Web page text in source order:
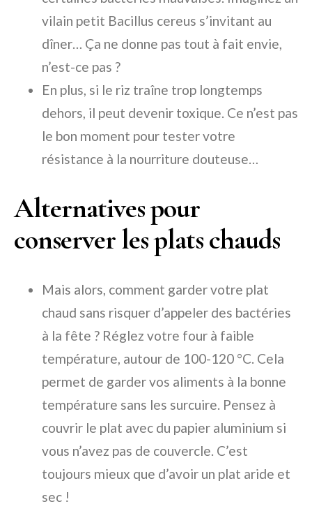
vilain petit Bacillus cereus s’invitant au
dîner… Ça ne donne pas tout à fait envie,
n’est-ce pas ?
En plus, si le riz traîne trop longtemps
dehors, il peut devenir toxique. Ce n’est pas
le bon moment pour tester votre
résistance à la nourriture douteuse…
Alternatives pour
conserver les plats chauds
Mais alors, comment garder votre plat
chaud sans risquer d’appeler des bactéries
à la fête ? Réglez votre four à faible
température, autour de 100-120 °C. Cela
permet de garder vos aliments à la bonne
température sans les surcuire. Pensez à
couvrir le plat avec du papier aluminium si
vous n’avez pas de couvercle. C’est
toujours mieux que d’avoir un plat aride et
sec !